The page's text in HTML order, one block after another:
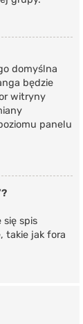
domyślna
będzie
witryny
panelu
spis
takie jak fora